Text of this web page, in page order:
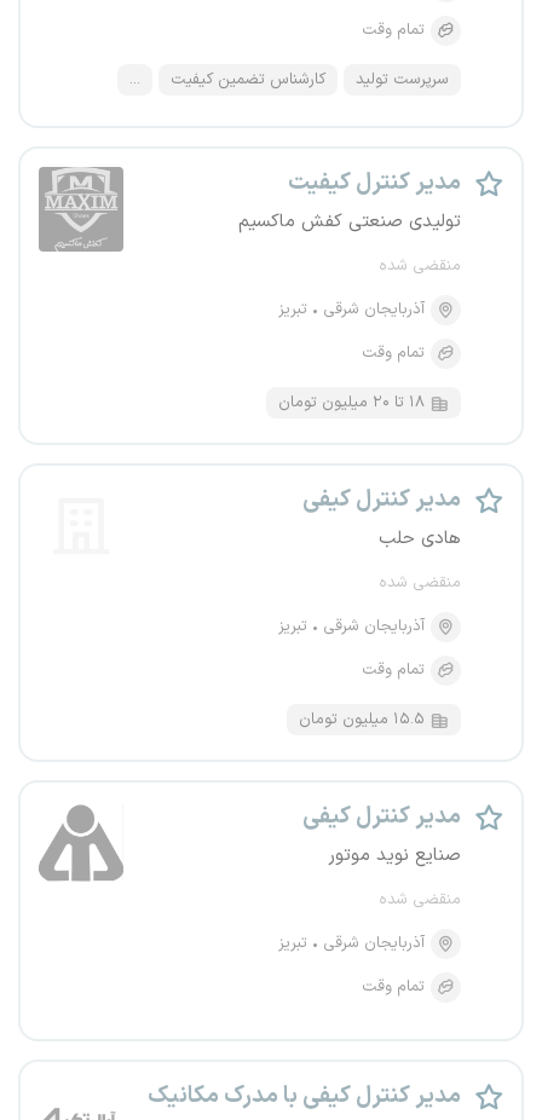
تمام وقت
سرپرست تولید کارشناس تضمین کیفیت ...
مدیر کنترل کیفیت
تولیدی صنعتی کفش ماکسیم
منقضی شده
آذربایجان شرقی
تبریز
تمام وقت
۱۸ تا ۲۰ میلیون تومان
مدیر کنترل کیفی
هادی حلب
منقضی شده
آذربایجان شرقی
تبریز
تمام وقت
۱۵.۵ میلیون تومان
مدیر کنترل کیفی
صنایع نوید موتور
منقضی شده
آذربایجان شرقی
تبریز
تمام وقت
مدیر کنترل کیفی با مدرک مکانیک